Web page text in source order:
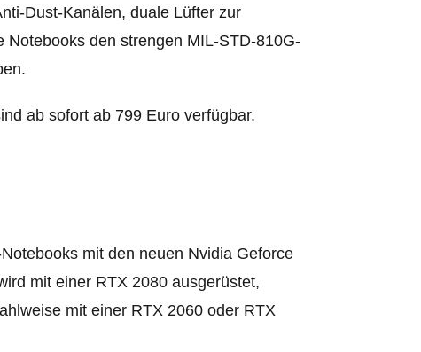
Dust-Kanälen, duale Lüfter zur
den strengen MIL-STD-810G-
ab sofort ab 799 Euro verfügbar.
mit den neuen Nvidia Geforce
mit einer RTX 2080 ausgerüstet,
mit einer RTX 2060 oder RTX